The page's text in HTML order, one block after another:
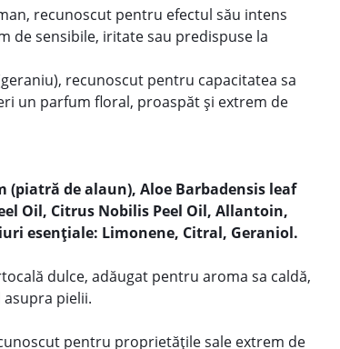
recunoscut pentru efectul său intens
de sensibile, iritate sau predispuse la
recunoscut pentru capacitatea sa
un parfum floral, proaspăt și extrem de
(piatră de alaun), Aloe Barbadensis leaf
Oil, Citrus Nobilis Peel Oil, Allantoin,
esențiale: Limonene, Citral, Geraniol.
dulce, adăugat pentru aroma sa caldă,
pielii.
pentru proprietățile sale extrem de